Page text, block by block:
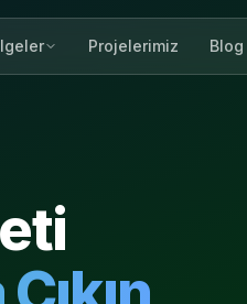
Projelerimiz Blog